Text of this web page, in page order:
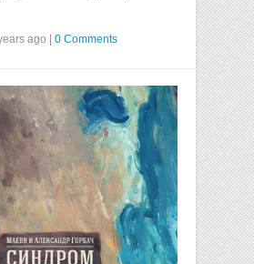
ago | 0 Comments